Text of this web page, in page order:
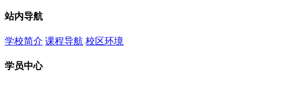
站内导航
学校简介 课程导航 校区环境
学员中心